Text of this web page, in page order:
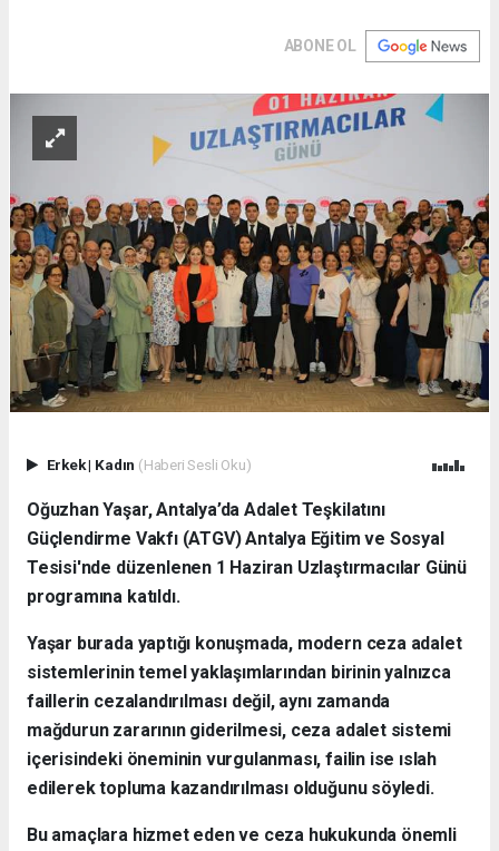
ABONE OL
Erkek| Kadın (Haberi Sesli Oku)
Oğuzhan Yaşar, Antalya’da Adalet Teşkilatını
Güçlendirme Vakfı (ATGV) Antalya Eğitim ve Sosyal
Tesisi'nde düzenlenen 1 Haziran Uzlaştırmacılar Günü
programına katıldı.
Yaşar burada yaptığı konuşmada, modern ceza adalet
sistemlerinin temel yaklaşımlarından birinin yalnızca
faillerin cezalandırılması değil, aynı zamanda
mağdurun zararının giderilmesi, ceza adalet sistemi
içerisindeki öneminin vurgulanması, failin ise ıslah
edilerek topluma kazandırılması olduğunu söyledi.
Bu amaçlara hizmet eden ve ceza hukukunda önemli